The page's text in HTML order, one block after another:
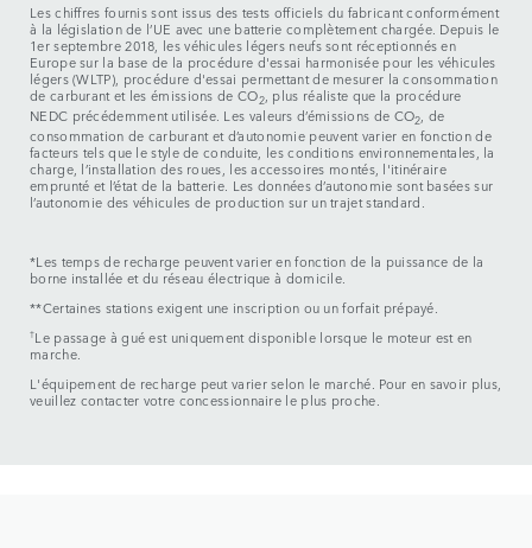
Les chiffres fournis sont issus des tests officiels du fabricant conformément
à la législation de l’UE avec une batterie complètement chargée. Depuis le
1er septembre 2018, les véhicules légers neufs sont réceptionnés en
Europe sur la base de la procédure d'essai harmonisée pour les véhicules
légers (WLTP), procédure d'essai permettant de mesurer la consommation
de carburant et les émissions de CO2, plus réaliste que la procédure
NEDC précédemment utilisée. Les valeurs d’émissions de CO2, de
consommation de carburant et d’autonomie peuvent varier en fonction de
facteurs tels que le style de conduite, les conditions environnementales, la
charge, l’installation des roues, les accessoires montés, l'itinéraire
emprunté et l’état de la batterie. Les données d’autonomie sont basées sur
l’autonomie des véhicules de production sur un trajet standard.
*Les temps de recharge peuvent varier en fonction de la puissance de la
borne installée et du réseau électrique à domicile.
**Certaines stations exigent une inscription ou un forfait prépayé.
†Le passage à gué est uniquement disponible lorsque le moteur est en
marche.
L'équipement de recharge peut varier selon le marché. Pour en savoir plus,
veuillez contacter votre concessionnaire le plus proche.